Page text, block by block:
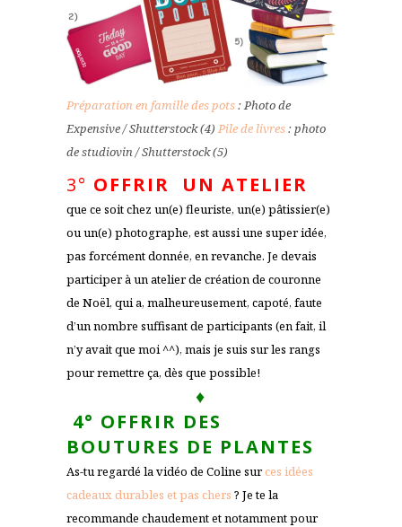
Préparation en famille des pots: Photo de
Expensive / Shutterstock (4) Pile de livres: photo
de studiovin / Shutterstock (5)
3° OFFRIR UN ATELIER
que ce soit chez un(e) fleuriste, un(e) pâtissier(e)
ou un(e) photographe, est aussi une super idée,
pas forcément donnée, en revanche. Je devais
participer à un atelier de création de couronne
de Noël, qui a, malheureusement, capoté, faute
d’un nombre suffisant de participants (en fait, il
n’y avait que moi ^^), mais je suis sur les rangs
pour remettre ça, dès que possible!
♦
4° OFFRIR DES
BOUTURES DE PLANTES
As-tu regardé la vidéo de Coline surces idées
cadeaux durables et pas chers ? Je te la
recommande chaudement et notamment pour